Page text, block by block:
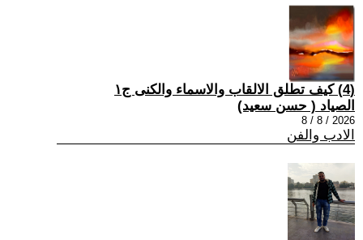
(4) كيف تطلق الالقاب والاسماء والكنى ج١
الصياد ‏( حسن سعيد‏)
2026 / 8 / 8
الادب والفن